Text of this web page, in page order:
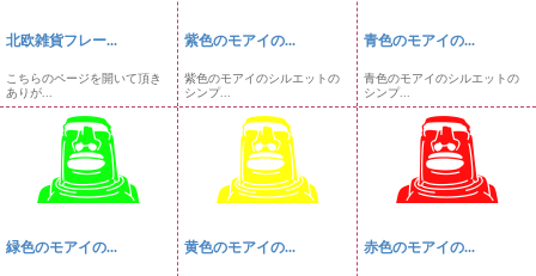
北欧雑貨フレー...
こちらのページを開いて頂き
ありが...
紫色のモアイの...
紫色のモアイのシルエットの
シンプ...
青色のモアイの...
青色のモアイのシルエットの
シンプ...
緑色のモアイの... 黄色のモアイの... 赤色のモアイの...